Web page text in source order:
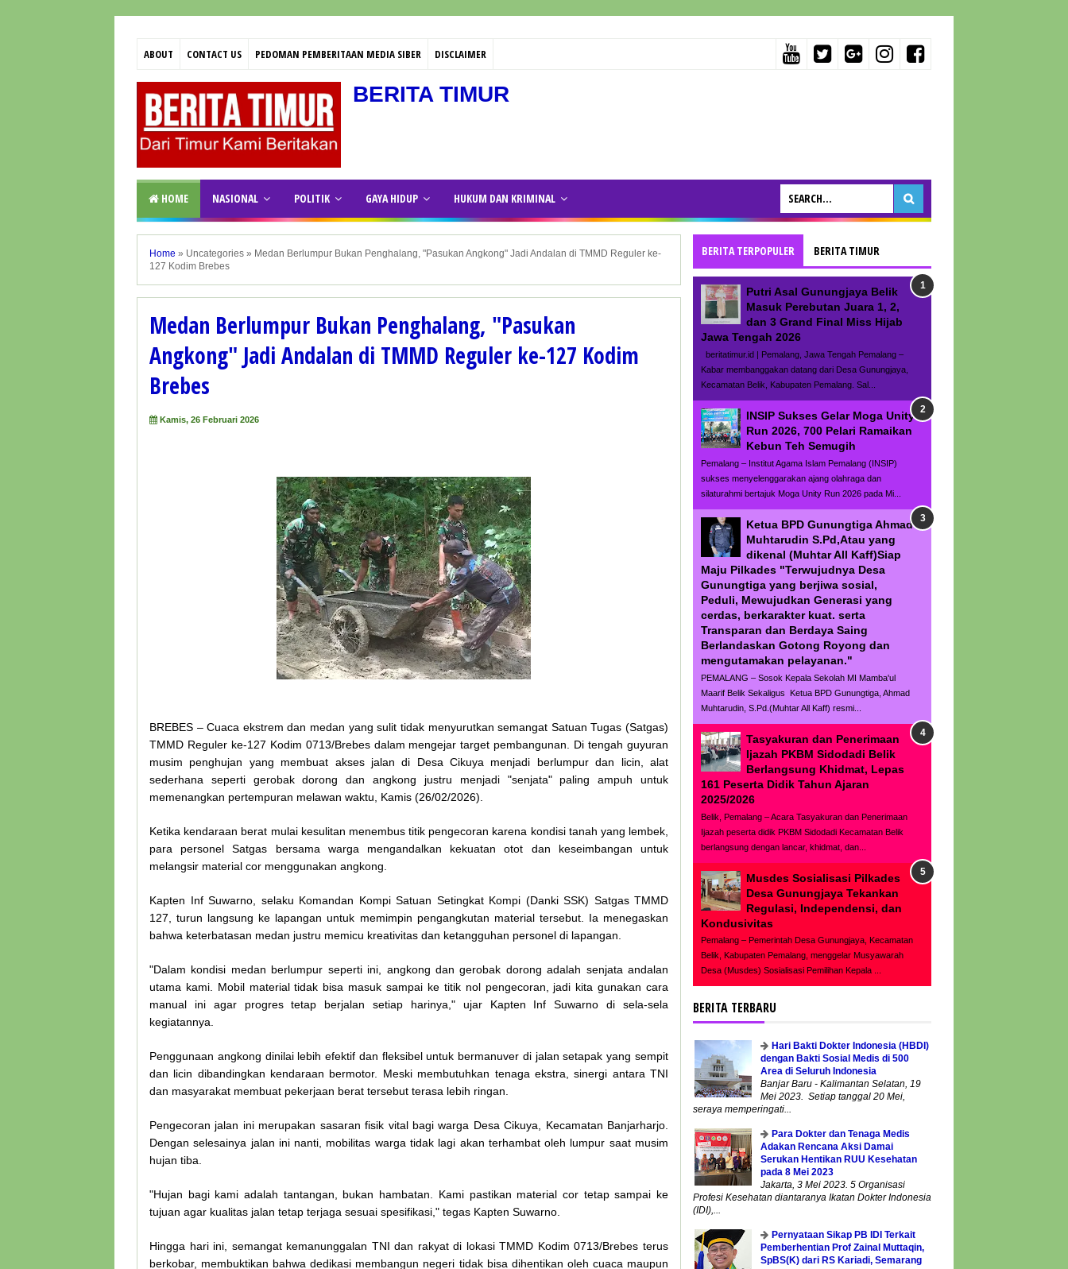
ABOUT CONTACT US PEDOMAN PEMBERITAAN MEDIA SIBER DISCLAIMER
BERITA TIMUR
HOME NASIONAL POLITIK GAYA HIDUP HUKUM DAN KRIMINAL
Home » Uncategories » Medan Berlumpur Bukan Penghalang, "Pasukan Angkong" Jadi Andalan di TMMD Reguler ke-
127 Kodim Brebes
Medan Berlumpur Bukan Penghalang, "Pasukan
Angkong" Jadi Andalan di TMMD Reguler ke-127 Kodim
Brebes
Kamis, 26 Februari 2026
BREBES – Cuaca ekstrem dan medan yang sulit tidak menyurutkan semangat Satuan Tugas (Satgas)
TMMD Reguler ke-127 Kodim 0713/Brebes dalam mengejar target pembangunan. Di tengah guyuran
musim penghujan yang membuat akses jalan di Desa Cikuya menjadi berlumpur dan licin, alat
sederhana seperti gerobak dorong dan angkong justru menjadi "senjata" paling ampuh untuk
memenangkan pertempuran melawan waktu, Kamis (26/02/2026).
Ketika kendaraan berat mulai kesulitan menembus titik pengecoran karena kondisi tanah yang lembek,
para personel Satgas bersama warga mengandalkan kekuatan otot dan keseimbangan untuk
melangsir material cor menggunakan angkong.
Kapten Inf Suwarno, selaku Komandan Kompi Satuan Setingkat Kompi (Danki SSK) Satgas TMMD
127, turun langsung ke lapangan untuk memimpin pengangkutan material tersebut. Ia menegaskan
bahwa keterbatasan medan justru memicu kreativitas dan ketangguhan personel di lapangan.
"Dalam kondisi medan berlumpur seperti ini, angkong dan gerobak dorong adalah senjata andalan
utama kami. Mobil material tidak bisa masuk sampai ke titik nol pengecoran, jadi kita gunakan cara
manual ini agar progres tetap berjalan setiap harinya," ujar Kapten Inf Suwarno di sela-sela
kegiatannya.
Penggunaan angkong dinilai lebih efektif dan fleksibel untuk bermanuver di jalan setapak yang sempit
dan licin dibandingkan kendaraan bermotor. Meski membutuhkan tenaga ekstra, sinergi antara TNI
dan masyarakat membuat pekerjaan berat tersebut terasa lebih ringan.
Pengecoran jalan ini merupakan sasaran fisik vital bagi warga Desa Cikuya, Kecamatan Banjarharjo.
Dengan selesainya jalan ini nanti, mobilitas warga tidak lagi akan terhambat oleh lumpur saat musim
hujan tiba.
"Hujan bagi kami adalah tantangan, bukan hambatan. Kami pastikan material cor tetap sampai ke
tujuan agar kualitas jalan tetap terjaga sesuai spesifikasi," tegas Kapten Suwarno.
Hingga hari ini, semangat kemanunggalan TNI dan rakyat di lokasi TMMD Kodim 0713/Brebes terus
berkobar, membuktikan bahwa dedikasi membangun negeri tidak bisa dihentikan oleh cuaca maupun
BERITA TERPOPULER BERITA TIMUR
Putri Asal Gunungjaya Belik
Masuk Perebutan Juara 1, 2,
dan 3 Grand Final Miss Hijab
Jawa Tengah 2026
beritatimur.id | Pemalang, Jawa Tengah Pemalang –
Kabar membanggakan datang dari Desa Gunungjaya,
Kecamatan Belik, Kabupaten Pemalang. Sal...
INSIP Sukses Gelar Moga Unity
Run 2026, 700 Pelari Ramaikan
Kebun Teh Semugih
Pemalang – Institut Agama Islam Pemalang (INSIP)
sukses menyelenggarakan ajang olahraga dan
silaturahmi bertajuk Moga Unity Run 2026 pada Mi...
Ketua BPD Gunungtiga Ahmad
Muhtarudin S.Pd,Atau yang
dikenal (Muhtar All Kaff)Siap
Maju Pilkades "Terwujudnya Desa
Gunungtiga yang berjiwa sosial,
Peduli, Mewujudkan Generasi yang
cerdas, berkarakter kuat. serta
Transparan dan Berdaya Saing
Berlandaskan Gotong Royong dan
mengutamakan pelayanan."
PEMALANG – Sosok Kepala Sekolah MI Mamba'ul
Maarif Belik Sekaligus Ketua BPD Gunungtiga, Ahmad
Muhtarudin, S.Pd.(Muhtar All Kaff) resmi...
Tasyakuran dan Penerimaan
Ijazah PKBM Sidodadi Belik
Berlangsung Khidmat, Lepas
161 Peserta Didik Tahun Ajaran
2025/2026
Belik, Pemalang – Acara Tasyakuran dan Penerimaan
Ijazah peserta didik PKBM Sidodadi Kecamatan Belik
berlangsung dengan lancar, khidmat, dan...
Musdes Sosialisasi Pilkades
Desa Gunungjaya Tekankan
Regulasi, Independensi, dan
Kondusivitas
Pemalang – Pemerintah Desa Gunungjaya, Kecamatan
Belik, Kabupaten Pemalang, menggelar Musyawarah
Desa (Musdes) Sosialisasi Pemilihan Kepala ...
BERITA TERBARU
Hari Bakti Dokter Indonesia (HBDI)
dengan Bakti Sosial Medis di 500
Area di Seluruh Indonesia
Banjar Baru - Kalimantan Selatan, 19
Mei 2023. Setiap tanggal 20 Mei,
seraya memperingati...
Para Dokter dan Tenaga Medis
Adakan Rencana Aksi Damai
Serukan Hentikan RUU Kesehatan
pada 8 Mei 2023
Jakarta, 3 Mei 2023. 5 Organisasi
Profesi Kesehatan diantaranya Ikatan Dokter Indonesia
(IDI),...
Pernyataan Sikap PB IDI Terkait
Pemberhentian Prof Zainal Muttaqin,
SpBS(K) dari RS Kariadi, Semarang